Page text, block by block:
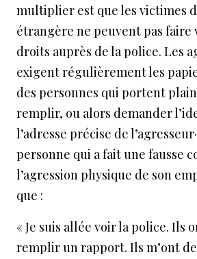
multiplier est que les victimes
étrangère ne peuvent pas faire
droits auprès de la police. Les
exigent régulièrement les
des personnes qui portent
remplir, ou alors demander
l’adresse précise de
personne qui a fait une fausse
l’agression physique de son
que :
« Je suis allée voir la police. Ils
remplir un rapport. Ils m’ont